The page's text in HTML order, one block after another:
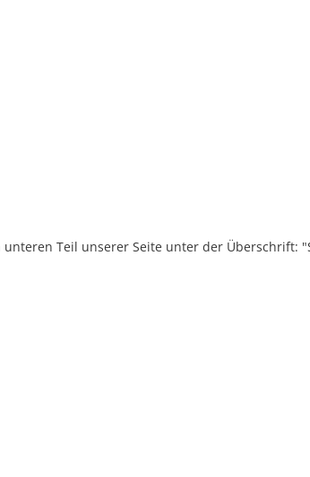
Teil unserer Seite unter der Überschrift: